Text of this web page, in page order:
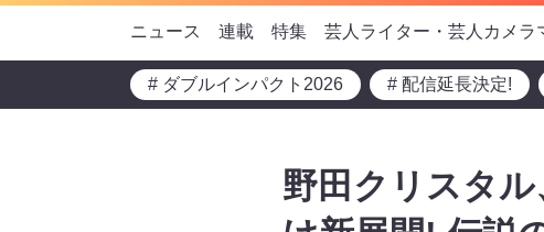
ニュース 連載 特集 芸人ライター・芸人カメラ
# ダブルインパクト2026 # 配信延長決定!
野田クリスタ